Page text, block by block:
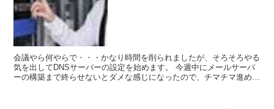
会議やら何やらで・・・かなり時間を削られましたが、そろそろやる
気を出してDNSサーバーの設定を始めます。 今週中にメールサーバ
ーの構築まで終らせないとダメな感じになったので、チマチマ進める